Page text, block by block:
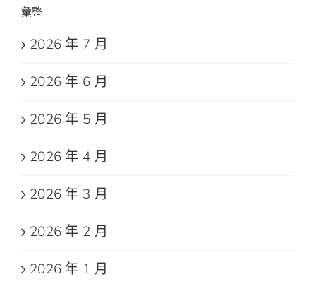
彙整
2026 年 7 月
2026 年 6 月
2026 年 5 月
2026 年 4 月
2026 年 3 月
2026 年 2 月
2026 年 1 月